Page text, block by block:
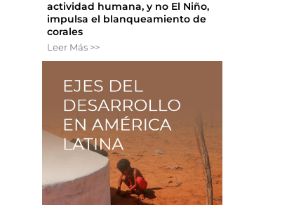
actividad humana, y no El Niño,
impulsa el blanqueamiento de
corales
Leer Más >>